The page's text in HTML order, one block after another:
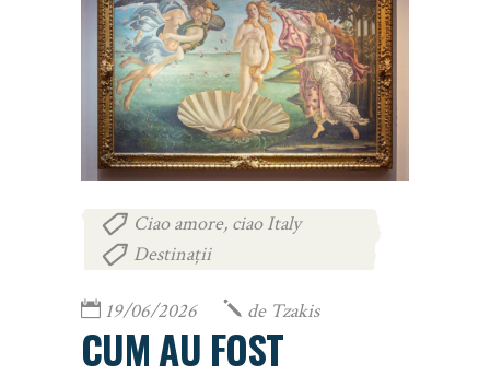
Ciao amore, ciao Italy
Destinații
19/06/2026 de Tzakis
CUM AU FOST